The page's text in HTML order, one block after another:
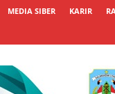
MEDIA SIBER KARIR